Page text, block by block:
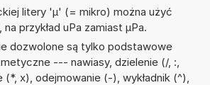
litery 'µ' (= mikro) można użyć
na przykład uPa zamiast µPa.
dozwolone są tylko podstawowe
--- nawiasy, dzielenie (/, :,
(*, x), odejmowanie (-), wykładnik (^),